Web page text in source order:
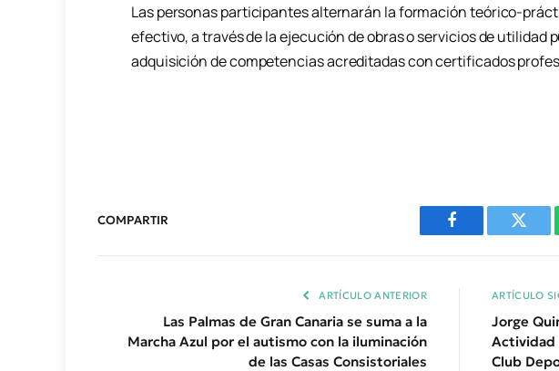
Las personas participantes alternarán la formación teórico-
efectivo, a través de la ejecución de obras o servicios de utilidad
adquisición de competencias acreditadas con certificados
COMPARTIR
Facebook
ARTÍCULO ANTERIOR
Las Palmas de Gran Canaria se suma a la
Marcha Azul por el autismo con la iluminación
de las Casas Consistoriales
ARTÍCULO
Jorge
Actividad
Club